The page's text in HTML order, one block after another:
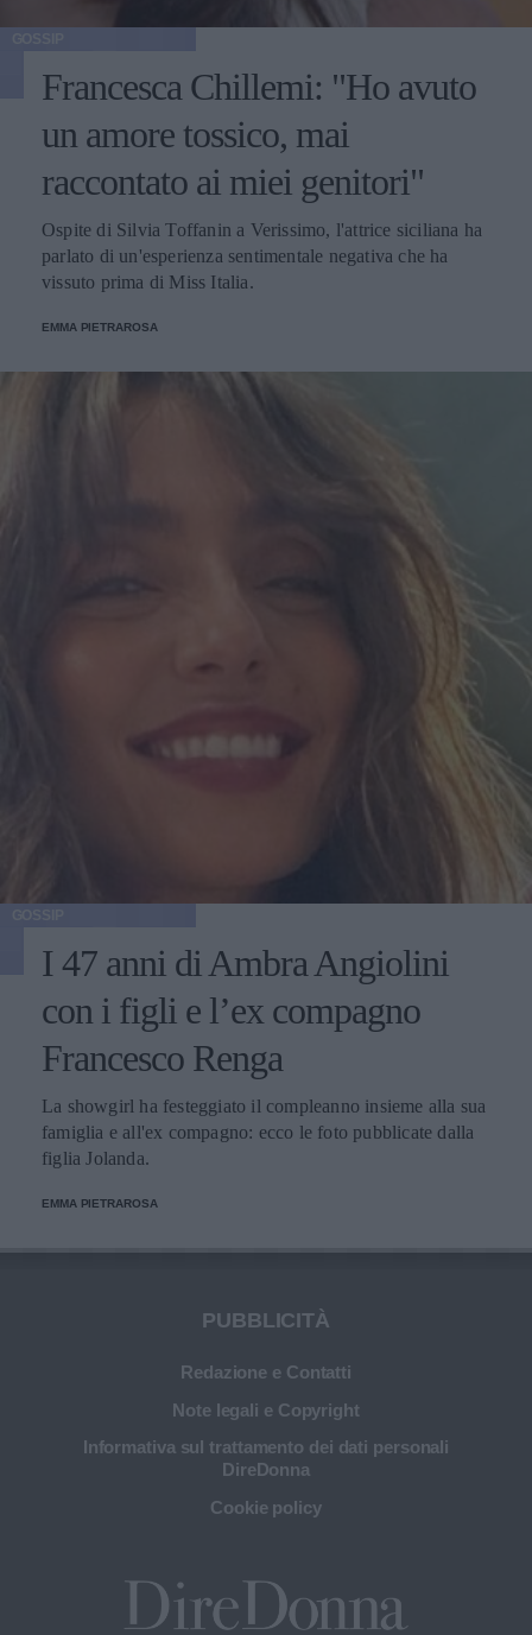
Francesca Chillemi: "Ho avuto
un amore tossico, mai
raccontato ai miei genitori"
Ospite di Silvia Toffanin a Verissimo, l'attrice siciliana ha
parlato di un'esperienza sentimentale negativa che ha
vissuto prima di Miss Italia.
EMMA PIETRAROSA
I 47 anni di Ambra Angiolini
con i figli e l’ex compagno
Francesco Renga
La showgirl ha festeggiato il compleanno insieme alla sua
famiglia e all'ex compagno: ecco le foto pubblicate dalla
figlia Jolanda.
EMMA PIETRAROSA
PUBBLICITÀ
Redazione e Contatti
Note legali e Copyright
Informativa sul trattamento dei dati personali
DireDonna
Cookie policy